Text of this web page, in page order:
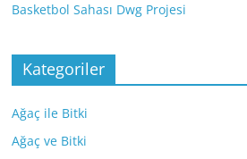
Basketbol Sahası Dwg Projesi
Kategoriler
Ağaç ile Bitki
Ağaç ve Bitki